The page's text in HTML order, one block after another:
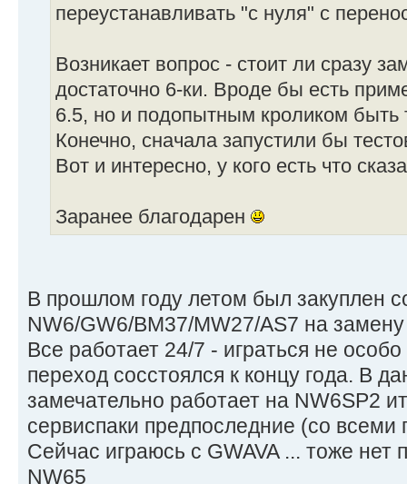
переустанавливать "с нуля" с
Возникает вопрос - стоит ли сразу
достаточно 6-ки. Вроде бы есть
6.5, но и подопытным кроликом быть
Конечно, сначала запустили бы
Вот и интересно, у кого есть что
Заранее благодарен
В прошлом году летом был закуплен
NW6/GW6/BM37/MW27/AS7 на
Все работает 24/7 - играться не
переход сосстоялся к концу года. В
замечательно работает на NW6SP2
сервиспаки предпоследние (со
Сейчас играюсь с GWAVA ... тоже
NW65